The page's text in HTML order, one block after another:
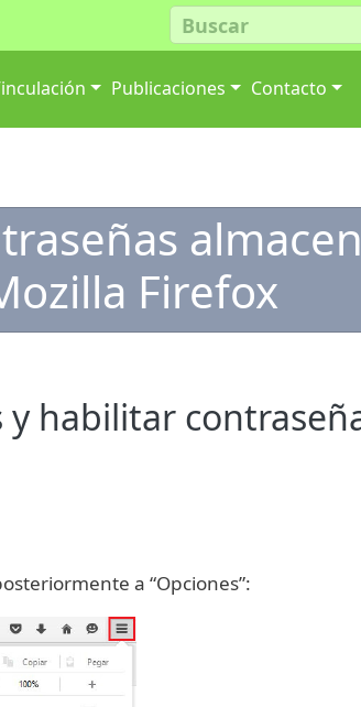
Publicaciones Contacto
Firefox
y habilitar
a “Opciones”: